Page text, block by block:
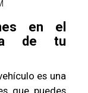
en el
de tu
es una